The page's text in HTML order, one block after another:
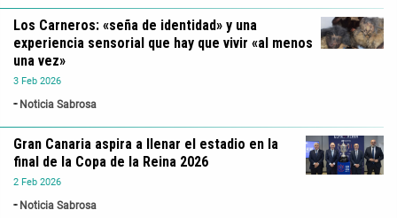
3 Feb 2026
Noticia Sabrosa
Los Carneros: «seña de identidad» y una
experiencia sensorial que hay que vivir «al menos
una vez»
2 Feb 2026
Noticia Sabrosa
Gran Canaria aspira a llenar el estadio en la
final de la Copa de la Reina 2026